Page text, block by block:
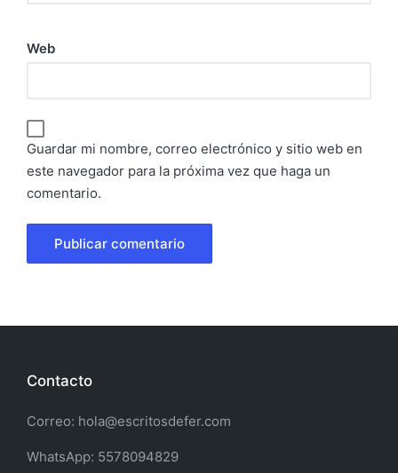
Web
Guardar mi nombre, correo electrónico y sitio web en
este navegador para la próxima vez que haga un
comentario.
Contacto
Correo: hola@escritosdefer.com
WhatsApp: 5578094829